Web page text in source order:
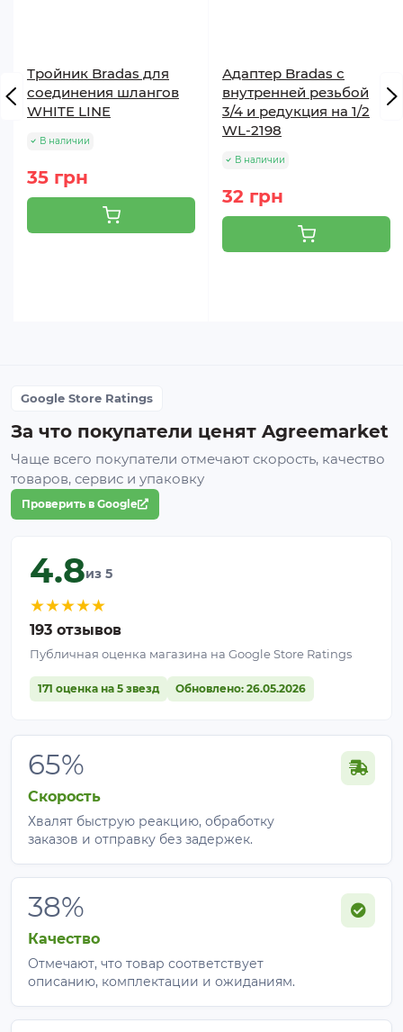
Тройник Bradas для
соединения шлангов
WHITE LINE
В наличии
35 грн
Адаптер Bradas с
внутренней резьбой
3/4 и редукция на 1/2
WL-2198
В наличии
32 грн
Google Store Ratings
За что покупатели ценят Agreemarket
Чаще всего покупатели отмечают скорость, качество
товаров, сервис и упаковку
Проверить в Google
4.8из 5
★★★★★
193 отзывов
Публичная оценка магазина на Google Store Ratings
171 оценка на 5 звезд Обновлено: 26.05.2026
65%
Скорость
Хвалят быструю реакцию, обработку
заказов и отправку без задержек.
38%
Качество
Отмечают, что товар соответствует
описанию, комплектации и ожиданиям.